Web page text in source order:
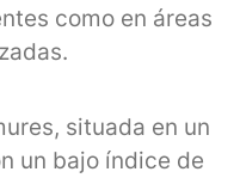
como en áreas
situada en un
un bajo índice de